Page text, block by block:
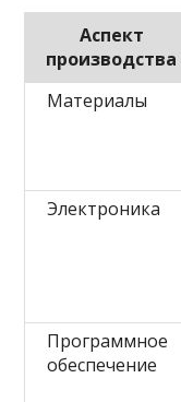
Аспект
производства
Материалы
Электроника
Программное
обеспечение